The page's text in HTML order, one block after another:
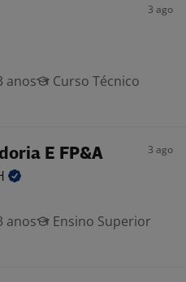
3 ago
anos
Curso Técnico
E FP&A 3 ago
anos
Ensino Superior